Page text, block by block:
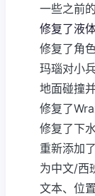
一些之前
修复了液
修复了角
玛瑙对小
地面碰撞
修复了
修复了下
重新添加
为中文/西
文本、位